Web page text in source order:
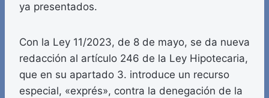
ya presentados.
Con la Ley 11/2023, de 8 de mayo, se da nueva
redacción al artículo 246 de la Ley Hipotecaria,
que en su apartado 3. introduce un recurso
especial, «exprés», contra la denegación de la